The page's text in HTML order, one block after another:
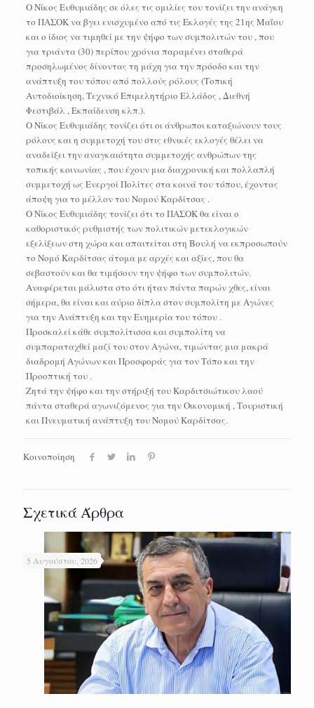
Ο Νίκος Ευθυμιάδης σε όλες τις ομιλίες του τονίζει την ανάγκη
το ΠΑΣΟΚ να βγει ενισχυμένο από τις Εκλογές της 21ης Μαΐου
και ο ίδιος να τιμηθεί με την ψήφο των συμπολιτών του , που
για τριάντα (30) περίπου χρόνια παραμένει σταθερά
προσηλωμένος δίνοντας τη μάχη για την πρόοδο και την
ανάπτυξη του τόπου από πολλούς ρόλους (Τοπική
Αυτοδιοίκηση, Τεχνικό Επιμελητήριο Ελλάδος , Διεθνή
Φεστιβάλ , Εκπαίδευση κλπ.).
Ο Νίκος Ευθυμιάδης τονίζει ότι οι άνθρωποι καταξιώνουν τους
ρόλους και η συμμετοχή του στις εθνικές εκλογές θέλει να
αναδείξει την αναγκαιότητα συμμετοχής ανθρώπων της
τοπικής κοινωνίας , που έχουν μια διαχρονική και πολλαπλή
συμμετοχή ως Ενεργοί Πολίτες στα κοινά του τόπου, έχοντας
άποψη για το μέλλον του Νομού Καρδίτσας .
Ο Νίκος Ευθυμιάδης τονίζει ότι το ΠΑΣΟΚ θα είναι ο
καθοριστικός ρυθμιστής των πολιτικών μετεκλογικών
εξελίξεων στη χώρα και απαιτείται στη Βουλή να εκπροσωπούν
το Νομό Καρδίτσας άτομα με αρχές και αξίες, που θα
σεβαστούν και θα τιμήσουν την ψήφο των συμπολιτών.
Αναφέρεται μάλιστα στο ότι ήταν πάντα παρών χθες, είναι
σήμερα, θα είναι και αύριο δίπλα στον συμπολίτη με Αγώνες
για την Ανάπτυξη και την Ευημερία του τόπου .
Προσκαλεί κάθε συμπολίτισσα και συμπολίτη να
συμπαραταχθεί μαζί του στον Αγώνα, τιμώντας μια μακρά
διαδρομή Αγώνων και Προσφοράς για τον Τόπο και την
Προοπτική του .
Zητά την ψήφο και την στήριξή του Καρδιτσιώτικου λαού
πάντα σταθερά αγωνιζόμενος για την Οικονομική , Τουριστική
και Πνευματική ανάπτυξη του Νομού Καρδίτσας.
Κοινοποίηση
Σχετικά Άρθρα
5 Αυγούστου, 2026